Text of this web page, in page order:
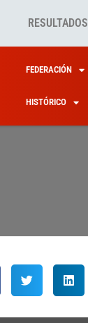
RESULTADOS
FEDERACIÓN
HISTÓRICO